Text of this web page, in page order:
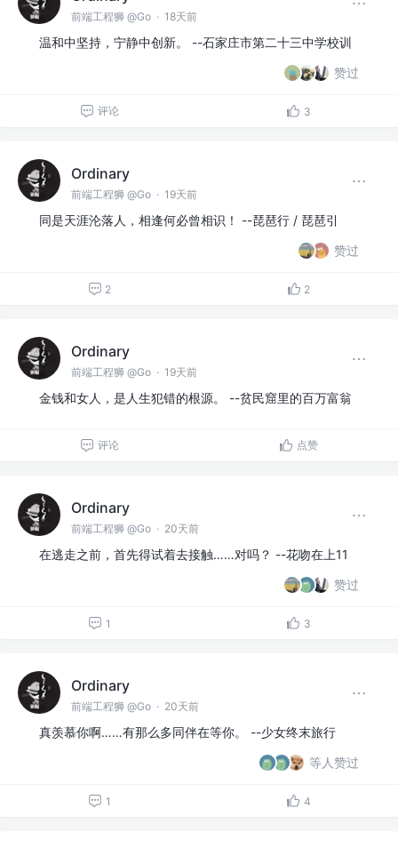
前端工程狮 @Go · 18天前
温和中坚持，宁静中创新。 --石家庄市第二十三中学校训
赞过
评论 3
Ordinary
前端工程狮 @Go · 19天前
同是天涯沦落人，相逢何必曾相识！ --琵琶行 / 琵琶引
赞过
2 2
Ordinary
前端工程狮 @Go · 19天前
金钱和女人，是人生犯错的根源。 --贫民窟里的百万富翁
评论 点赞
Ordinary
前端工程狮 @Go · 20天前
在逃走之前，首先得试着去接触……对吗？ --花吻在上11
赞过
1 3
Ordinary
前端工程狮 @Go · 20天前
真羡慕你啊……有那么多同伴在等你。 --少女终末旅行
等人赞过
1 4